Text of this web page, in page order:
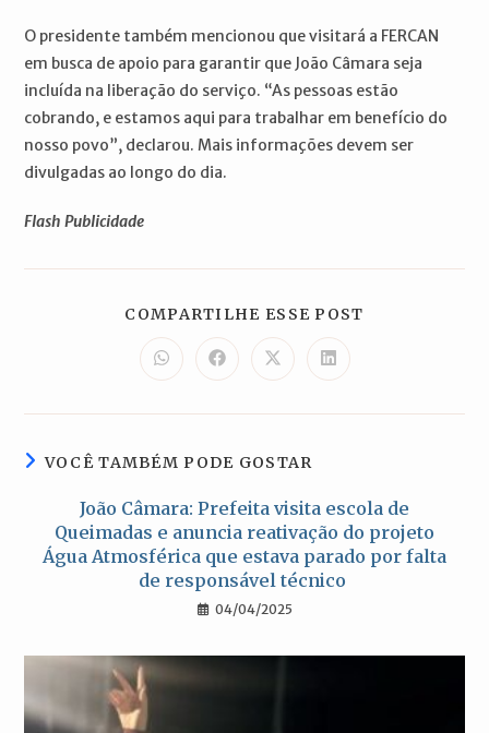
O presidente também mencionou que visitará a FERCAN
em busca de apoio para garantir que João Câmara seja
incluída na liberação do serviço. “As pessoas estão
cobrando, e estamos aqui para trabalhar em benefício do
nosso povo”, declarou. Mais informações devem ser
divulgadas ao longo do dia.
Flash Publicidade
COMPARTILHE ESSE POST
Abre
em
nova
Abre
em
nova
Abre
em
nova
Abre
em
nova
VOCÊ TAMBÉM PODE GOSTAR
João Câmara: Prefeita visita escola de
Queimadas e anuncia reativação do projeto
Água Atmosférica que estava parado por falta
de responsável técnico
04/04/2025